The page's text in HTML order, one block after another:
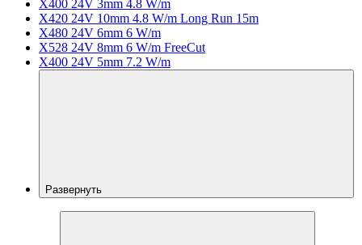
X400 24V 3mm 4.8 W/m
X420 24V 10mm 4.8 W/m Long Run 15m
X480 24V 6mm 6 W/m
X528 24V 8mm 6 W/m FreeCut
X400 24V 5mm 7.2 W/m
Развернуть